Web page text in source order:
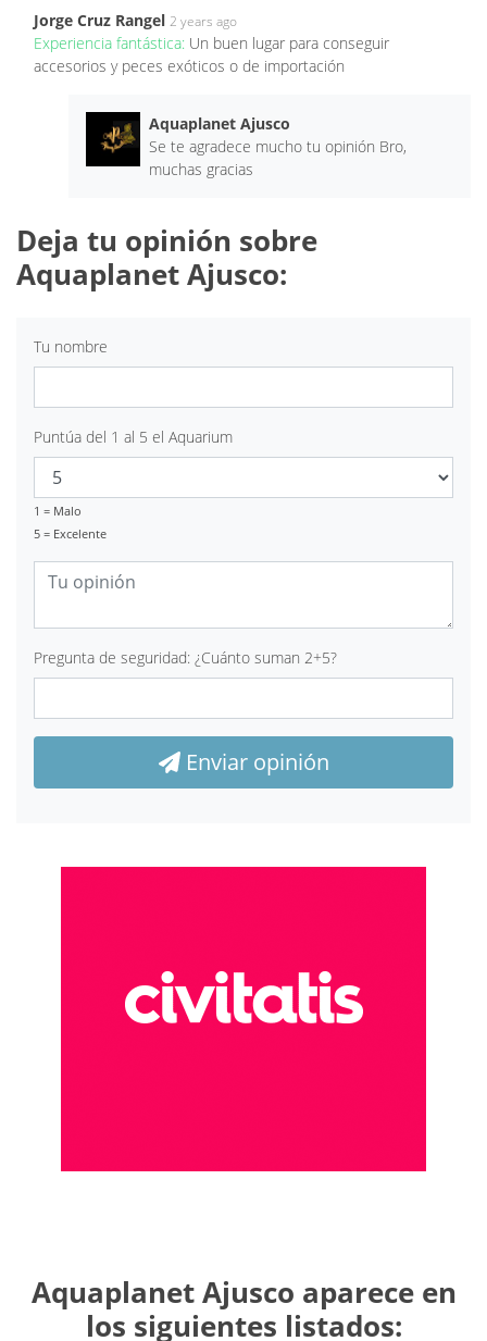
Jorge Cruz Rangel 2 years ago
Experiencia fantástica: Un buen lugar para conseguir
accesorios y peces exóticos o de importación
Aquaplanet Ajusco
Se te agradece mucho tu opinión Bro,
muchas gracias
Deja tu opinión sobre
Aquaplanet Ajusco:
Tu nombre
Puntúa del 1 al 5 el Aquarium
1 = Malo
5 = Excelente
Pregunta de seguridad: ¿Cuánto suman 2+5?
Enviar opinión
Aquaplanet Ajusco aparece en
los siguientes listados: